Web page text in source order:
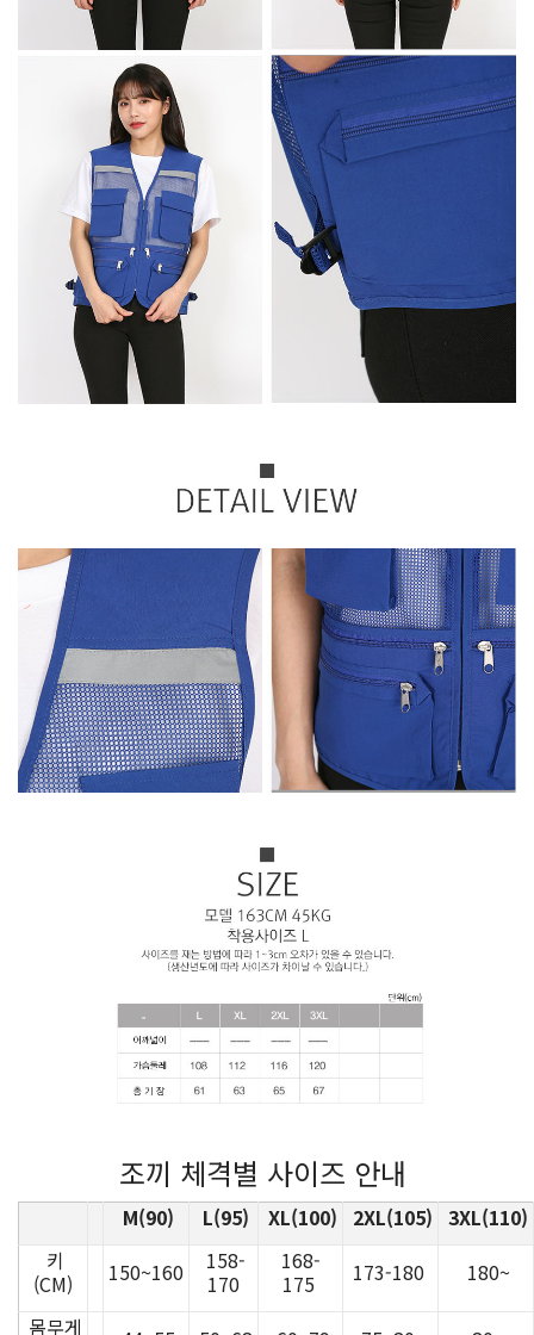
조끼 체격별 사이즈 안내
M(90) L(95) XL(100) 2XL(105) 3XL(110)
키
(CM)
150~160
158-
170
168-
175
173-180
180~
몸무게